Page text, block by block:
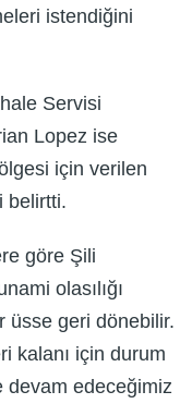
istendiğini
Servisi
Lopez ise
için verilen
belirtti.
göre Şili
olasılığı
üsse geri dönebilir.
kalanı için durum
devam edeceğimiz